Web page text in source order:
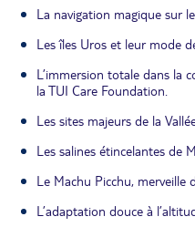
La navigation magique sur
Les îles Uros et leur mode
L’immersion totale dans la
la TUI Care Foundation.
Les sites majeurs de la
Les salines étincelantes de
Le Machu Picchu, merveille
L’adaptation douce à